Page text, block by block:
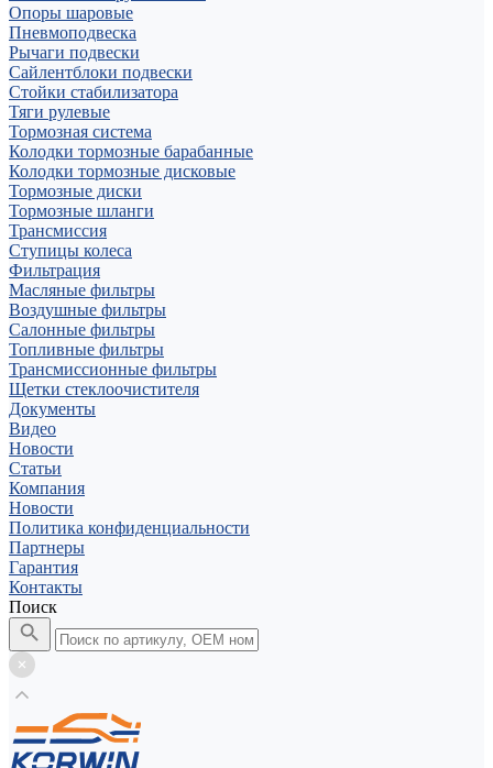
Опоры шаровые
Пневмоподвеска
Рычаги подвески
Сайлентблоки подвески
Стойки стабилизатора
Тяги рулевые
Тормозная система
Колодки тормозные барабанные
Колодки тормозные дисковые
Тормозные диски
Тормозные шланги
Трансмиссия
Ступицы колеса
Фильтрация
Масляные фильтры
Воздушные фильтры
Салонные фильтры
Топливные фильтры
Трансмиссионные фильтры
Щетки стеклоочистителя
Документы
Видео
Новости
Статьи
Компания
Новости
Политика конфиденциальности
Партнеры
Гарантия
Контакты
Поиск